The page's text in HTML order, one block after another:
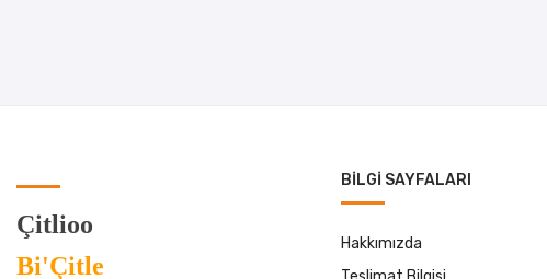
Çitlioo
Bi'Çitle
BILGI SAYFALARI
Hakkımızda